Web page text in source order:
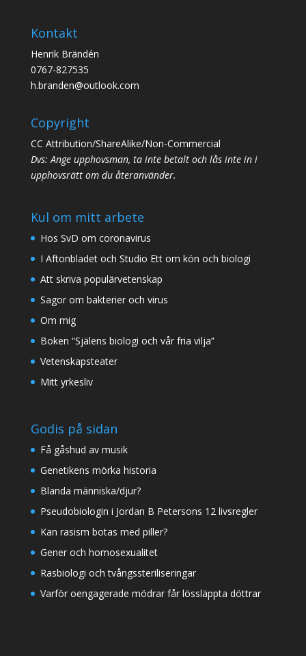
Kontakt
Henrik Brändén
0767-827535
h.branden@outlook.com
Copyright
CC Attribution/ShareAlike/Non-Commercial
Dvs: Ange upphovsman, ta inte betalt och lås inte in i
upphovsrätt om du återanvänder.
Kul om mitt arbete
Hos SvD om coronavirus
I Aftonbladet och Studio Ett om kön och biologi
Att skriva populärvetenskap
Sagor om bakterier och virus
Om mig
Boken “Själens biologi och vår fria vilja”
Vetenskapsteater
Mitt yrkesliv
Godis på sidan
Få gåshud av musik
Genetikens mörka historia
Blanda människa/djur?
Pseudobiologin i Jordan B Petersons 12 livsregler
Kan rasism botas med piller?
Gener och homosexualitet
Rasbiologi och tvångssteriliseringar
Varför oengagerade mödrar får lössläppta döttrar